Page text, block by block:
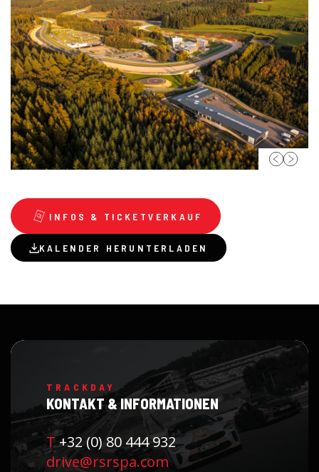
INFOS & TICKETVERKAUF
KALENDER HERUNTERLADEN
TRACKDAY
KONTAKT & INFORMATIONEN
T+32 (0) 80 444 932
drive@rsrspa.com